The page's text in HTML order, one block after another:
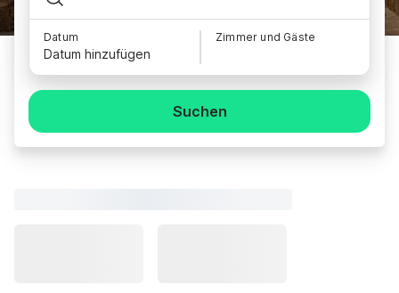
Datum
Datum hinzufügen
Zimmer und Gäste
Suchen